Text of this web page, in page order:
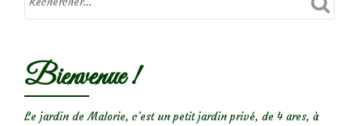
Bienvenue !
Le jardin de Malorie, c'est un petit jardin privé, de 4 ares, à